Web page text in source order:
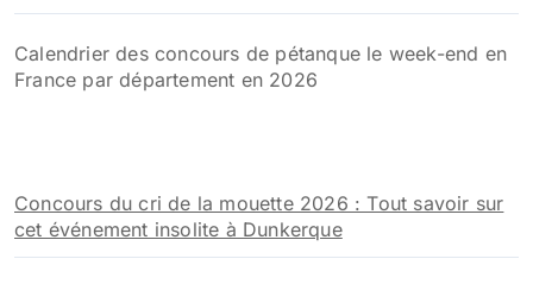
Calendrier des concours de pétanque le week-end en
France par département en 2026
Concours du cri de la mouette 2026 : Tout savoir sur
cet événement insolite à Dunkerque